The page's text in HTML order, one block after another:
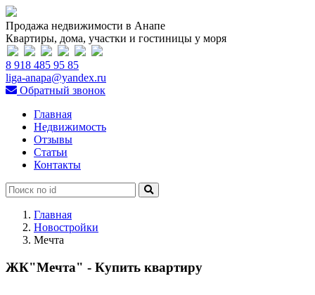
Продажа недвижимости в Анапе
Квартиры, дома, участки и гостиницы у моря
8 918 485 95 85
liga-anapa@yandex.ru
Обратный звонок
Главная
Недвижимость
Отзывы
Статьи
Контакты
Главная
Новостройки
Мечта
ЖК"Мечта" - Купить квартиру